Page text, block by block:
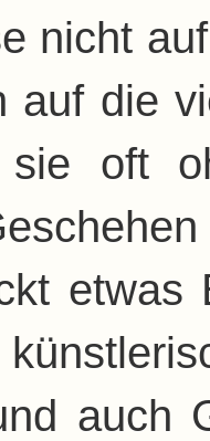
nicht
auf die
sie oft
etwas
auch